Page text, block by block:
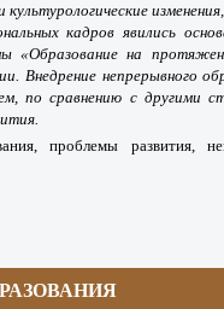
культурологические
кадров явились
«Образование на
Внедрение непрерывного
по сравнению с другими
проблемы развития,